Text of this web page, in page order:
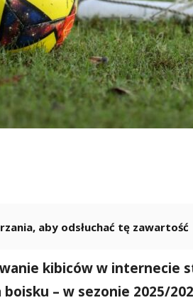
aby odsłuchać tę zawartość
kibiców w internecie
– w sezonie 2025/